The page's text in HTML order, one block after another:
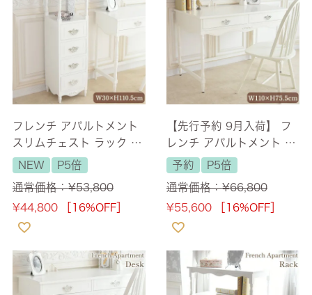
フレンチ アパルトメント
スリムチェスト ラック 幅
30cm 【送料無料】 [Y]
NEW
P5倍
通常価格：¥53,800
¥44,800 ［16%OFF］
【先行予約 9月入荷】 フ
レンチ アパルトメント デ
スク 幅110cm 【送料無
料】
予約
P5倍
通常価格：¥66,800
¥55,600 ［16%OFF］